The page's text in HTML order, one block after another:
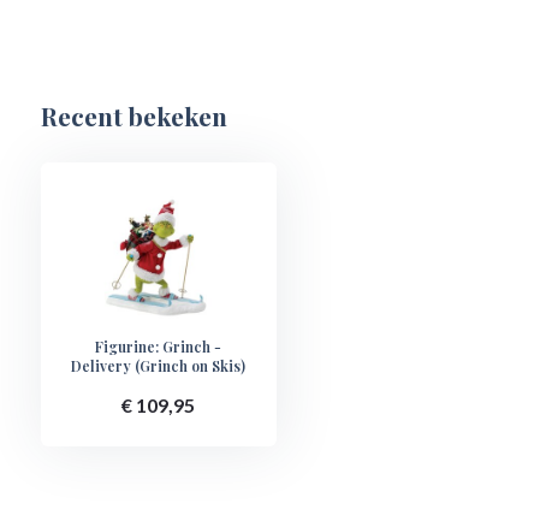
Recent bekeken
Figurine: Grinch -
Delivery (Grinch on Skis)
€ 109,95